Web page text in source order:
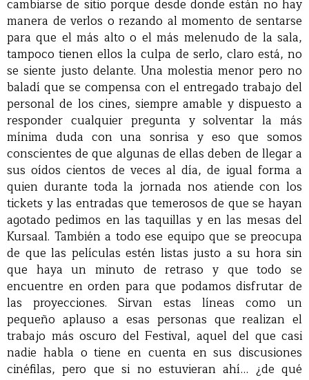
cambiarse de sitio porque desde donde están no hay
manera de verlos o rezando al momento de sentarse
para que el más alto o el más melenudo de la sala,
tampoco tienen ellos la culpa de serlo, claro está, no
se siente justo delante. Una molestia menor pero no
baladí que se compensa con el entregado trabajo del
personal de los cines, siempre amable y dispuesto a
responder cualquier pregunta y solventar la más
mínima duda con una sonrisa y eso que somos
conscientes de que algunas de ellas deben de llegar a
sus oídos cientos de veces al día, de igual forma a
quien durante toda la jornada nos atiende con los
tickets y las entradas que temerosos de que se hayan
agotado pedimos en las taquillas y en las mesas del
Kursaal. También a todo ese equipo que se preocupa
de que las películas estén listas justo a su hora sin
que haya un minuto de retraso y que todo se
encuentre en orden para que podamos disfrutar de
las proyecciones. Sirvan estas líneas como un
pequeño aplauso a esas personas que realizan el
trabajo más oscuro del Festival, aquel del que casi
nadie habla o tiene en cuenta en sus discusiones
cinéfilas, pero que si no estuvieran ahí… ¿de qué